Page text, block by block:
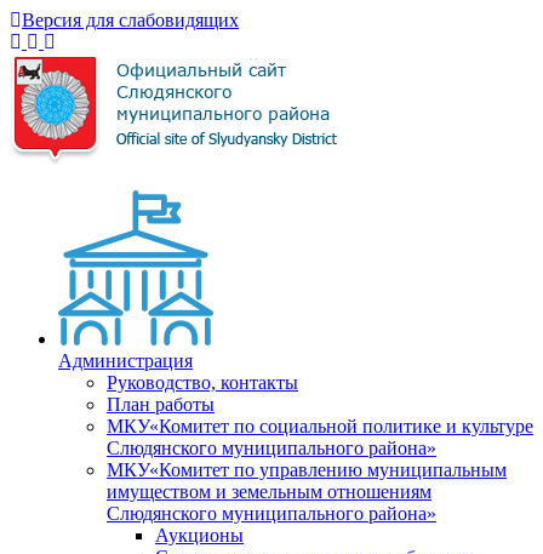
Версия для слабовидящих
Администрация
Руководство, контакты
План работы
МКУ«Комитет по социальной политике и культуре
Слюдянского муниципального района»
МКУ«Комитет по управлению муниципальным
имуществом и земельным отношениям
Слюдянского муниципального района»
Аукционы